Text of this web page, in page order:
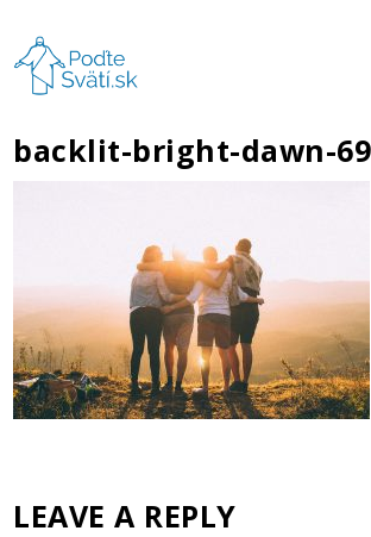
backlit-bright-dawn-
LEAVE A REPLY